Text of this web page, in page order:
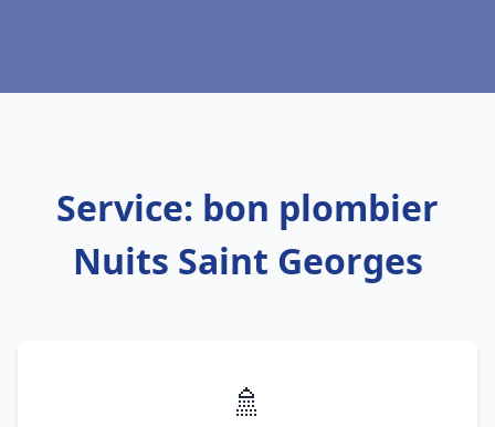
Service: bon plombier
Nuits Saint Georges
🚿